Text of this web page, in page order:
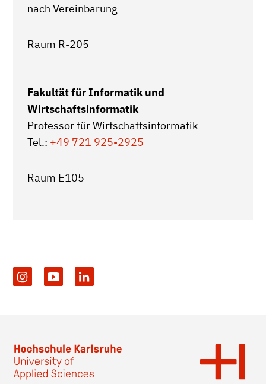
nach Vereinbarung
Raum R-205
Fakultät für Informatik und
Wirtschaftsinformatik
Professor für Wirtschaftsinformatik
Tel.: +49 721 925-2925
Raum E105